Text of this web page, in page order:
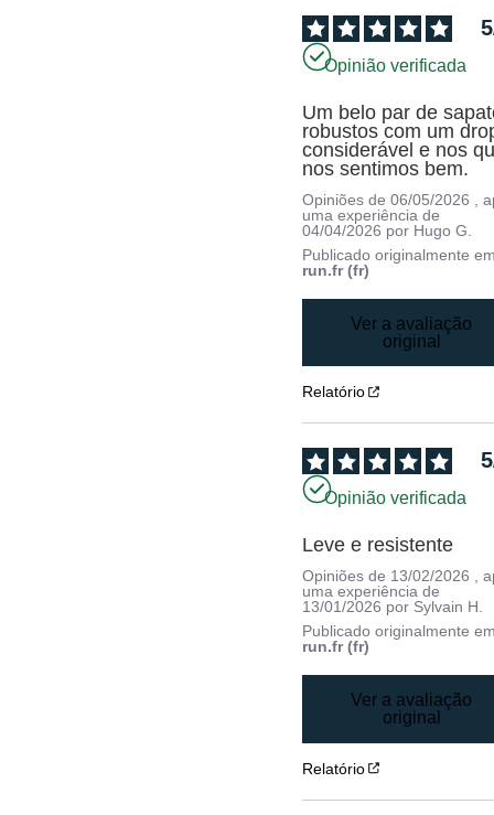
5
Opinião verificada
Um belo par de
robustos com um
considerável e nos
nos sentimos bem.
Opiniões de06/05/2026
,
uma experiência de
04/04/2026 por Hugo G.
Publicado originalmente
run.fr (fr)
Ver a avaliação
original
Relatório
5
Opinião verificada
Leve e resistente
Opiniões de 13/02/2026 ,
uma experiência de
13/01/2026 por Sylvain H.
Publicado originalmente
run.fr (fr)
Ver a avaliação
original
Relatório